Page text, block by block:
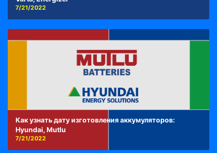
7/21/2022
Как узнать дату изготовления аккумуляторов:
Hyundai, Mutlu
7/21/2022